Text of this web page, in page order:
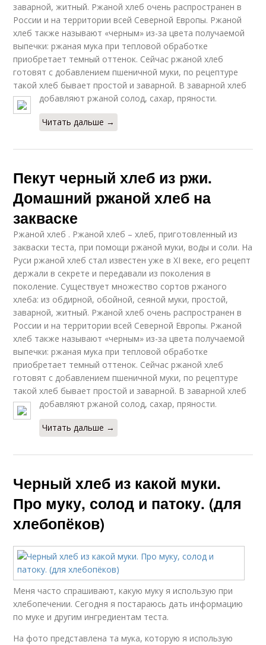
заварной, житный. Ржаной хлеб очень распространен в
России и на территории всей Северной Европы. Ржаной
хлеб также называют «черным» из-за цвета получаемой
выпечки: ржаная мука при тепловой обработке
приобретает темный оттенок. Сейчас ржаной хлеб
готовят с добавлением пшеничной муки, по рецептуре
такой хлеб бывает простой и заварной. В заварной хлеб
добавляют ржаной солод, сахар, пряности.
Читать дальше →
Пекут черный хлеб из ржи.
Домашний ржаной хлеб на
закваске
Ржаной хлеб . Ржаной хлеб – хлеб, приготовленный из
закваски теста, при помощи ржаной муки, воды и соли. На
Руси ржаной хлеб стал известен уже в XI веке, его рецепт
держали в секрете и передавали из поколения в
поколение. Существует множество сортов ржаного
хлеба: из обдирной, обойной, сеяной муки, простой,
заварной, житный. Ржаной хлеб очень распространен в
России и на территории всей Северной Европы. Ржаной
хлеб также называют «черным» из-за цвета получаемой
выпечки: ржаная мука при тепловой обработке
приобретает темный оттенок. Сейчас ржаной хлеб
готовят с добавлением пшеничной муки, по рецептуре
такой хлеб бывает простой и заварной. В заварной хлеб
добавляют ржаной солод, сахар, пряности.
Читать дальше →
Черный хлеб из какой муки.
Про муку, солод и патоку. (для
хлебопёков)
Меня часто спрашивают, какую муку я использую при
хлебопечении. Сегодня я постараюсь дать информацию
по муке и другим ингредиентам теста.
На фото представлена та мука, которую я использую